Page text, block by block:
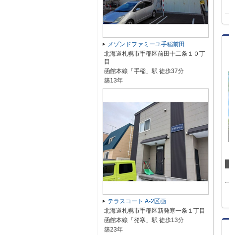
メゾンドファミーユ手稲前田
北海道札幌市手稲区前田十二条１０丁
目
函館本線「手稲」駅 徒歩37分
築13年
テラスコート A-2区画
北海道札幌市手稲区新発寒一条１丁目
函館本線「発寒」駅 徒歩13分
築23年